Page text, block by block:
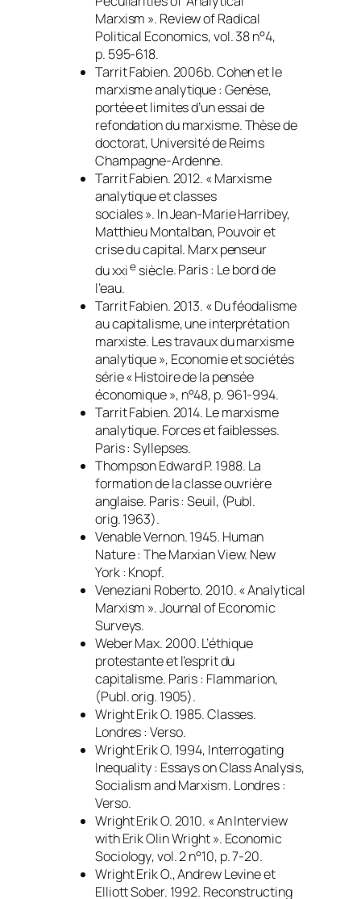
Marxism ». Review of Radical
Political Economics, vol. 38 n°4,
p. 595-618.
Tarrit Fabien. 2006b.Cohen et le
marxisme analytique : Genèse,
portée et limites d’un essai de
refondation du marxisme. Thèse de
doctorat, Université de Reims
Champagne-Ardenne.
Tarrit Fabien. 2012. « Marxisme
analytique et classes
sociales ». InJean-Marie Harribey,
Matthieu Montalban, Pouvoir et
crise du capital. Marx penseur
du xxie siècle. Paris : Le bord de
l’eau.
Tarrit Fabien. 2013. « Du féodalisme
au capitalisme, une interprétation
marxiste. Les travaux du marxisme
analytique », Economie et sociétés
série « Histoire de la pensée
économique », n°48, p. 961-994.
Tarrit Fabien. 2014. Le marxisme
analytique. Forces et faiblesses.
Paris : Syllepses.
Thompson Edward P. 1988. La
formation de la classe ouvrière
anglaise. Paris : Seuil, (Publ.
orig. 1963).
Venable Vernon. 1945. Human
Nature : The Marxian View. New
York : Knopf.
Veneziani Roberto. 2010. « Analytical
Marxism ».Journal of Economic
Surveys.
Weber Max. 2000.L’éthique
protestante et l’esprit du
capitalisme. Paris : Flammarion,
(Publ. orig. 1905).
Wright Erik O. 1985.Classes.
Londres : Verso.
Wright Erik O. 1994, Interrogating
Inequality : Essays on Class Analysis,
Socialism and Marxism. Londres :
Verso.
Wright Erik O. 2010. « An Interview
with Erik Olin Wright ». Economic
Sociology, vol. 2 n°10, p. 7-20.
Wright Erik O., Andrew Levine et
Elliott Sober. 1992. Reconstructing